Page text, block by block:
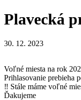
Plavecká
30. 12. 2023
Voľné miesta na rok
Prihlasovanie prebieha
‼️ Stále máme voľné
Ďakujeme